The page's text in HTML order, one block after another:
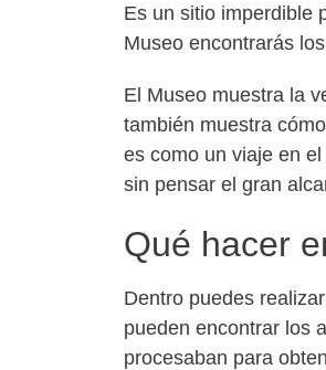
Es un sitio imperdible
Museo encontrarás
El Museo muestra la
también muestra
es como un viaje en
sin pensar el gran
Qué hacer
Dentro puedes
pueden encontrar los
procesaban para